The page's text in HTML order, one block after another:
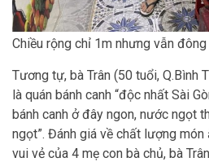
Chiều rộng chỉ 1m nhưng vẫn đông
Tương tự, bà Trân (50 tuổi, Q.Bình
là quán bánh canh “độc nhất Sài
bánh canh ở đây ngon, nước ngọt
ngọt”. Đánh giá về chất lượng
vui vẻ của 4 mẹ con bà chủ, bà